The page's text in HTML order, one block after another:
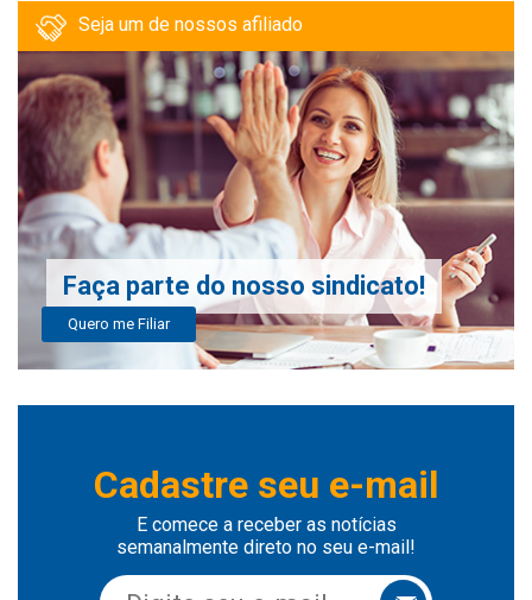
Seja um de nossos afiliado
Faça parte do nosso sindicato!
Quero me Filiar
Cadastre seu e-mail
E comece a receber as notícias
semanalmente direto no seu e-mail!